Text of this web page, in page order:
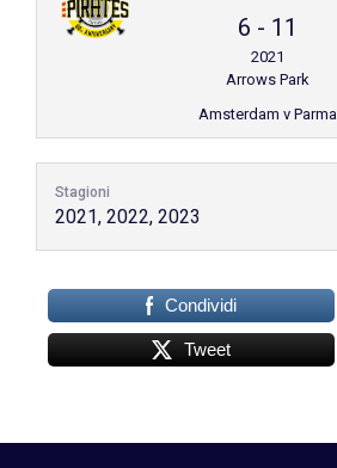
6 - 11
2021
Arrows Park
Amsterdam v Parma
Stagioni
2021, 2022, 2023
Condividi
Tweet